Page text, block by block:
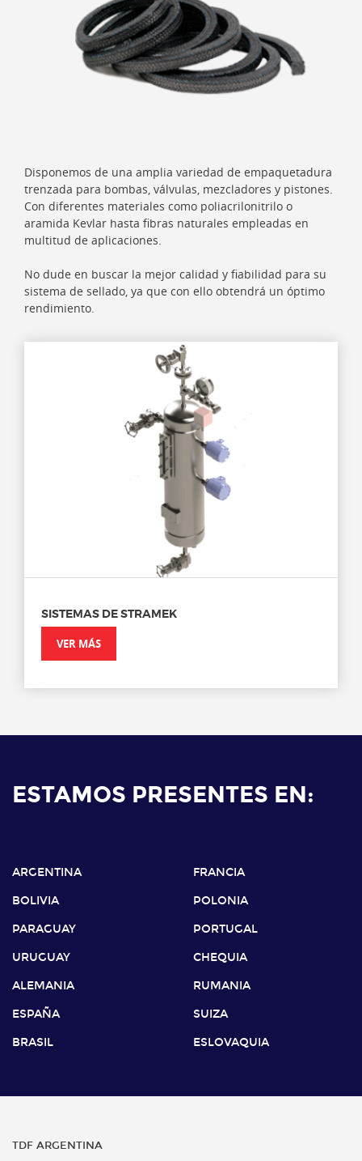
Disponemos de una amplia variedad de empaquetadura
trenzada para bombas, válvulas, mezcladores y pistones.
Con diferentes materiales como poliacrilonitrilo o
aramida Kevlar hasta fibras naturales empleadas en
multitud de aplicaciones.
No dude en buscar la mejor calidad y fiabilidad para su
sistema de sellado, ya que con ello obtendrá un óptimo
rendimiento.
SISTEMAS DE STRAMEK
VER MÁS
ESTAMOS PRESENTES EN:
ARGENTINA
BOLIVIA
PARAGUAY
URUGUAY
ALEMANIA
ESPAÑA
BRASIL
FRANCIA
POLONIA
PORTUGAL
CHEQUIA
RUMANIA
SUIZA
ESLOVAQUIA
TDF ARGENTINA